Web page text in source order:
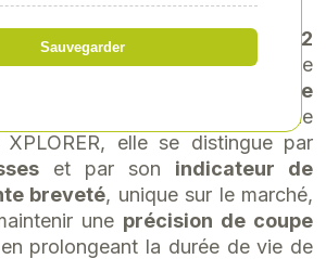
XPLORER PRO Heiniger 2
tondeuse sans fil haut de gamme
vos
performances de
et chevaux
. Plus puissante que
XPLORER, elle se distingue par
et par son indicateur de
breveté, unique sur le marché,
une précision de coupe
prolongeant la durée de vie de
Sauvegarder